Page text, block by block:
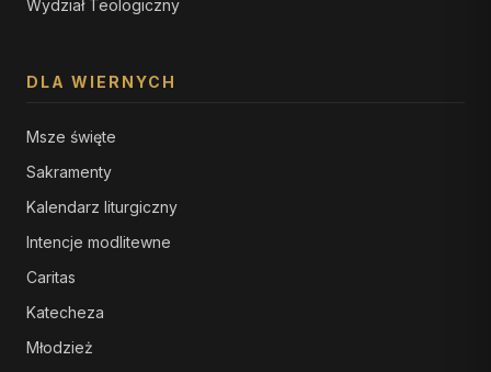
Wydział Teologiczny
DLA WIERNYCH
Msze święte
Sakramenty
Kalendarz liturgiczny
Intencje modlitewne
Caritas
Katecheza
Młodzież